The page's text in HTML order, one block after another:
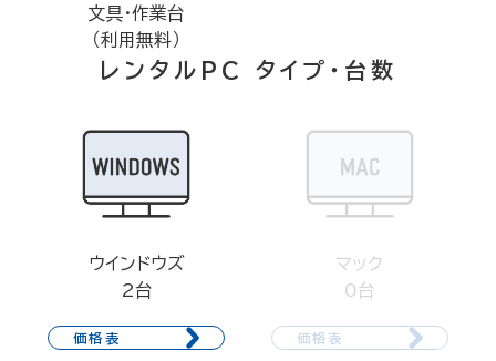
文具・作業台
（利用無料）
レンタルPC タイプ・台数
ウインドウズ
2台
価格表
マック
0台
価格表